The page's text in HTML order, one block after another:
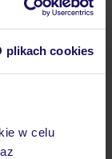
plikach cookies
w celu